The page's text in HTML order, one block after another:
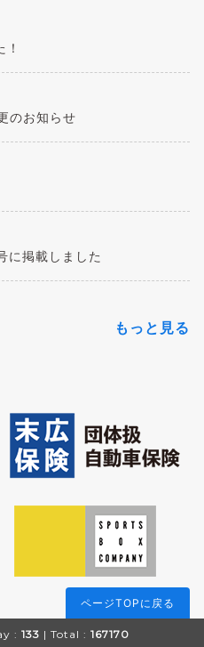
のお知らせ
に掲載しました
もっと見る
ページTOPに戻る
: 133 | Total : 167170